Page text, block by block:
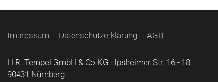
Impressum Datenschutzerklärung AGB
H.R. Tempel GmbH & Co KG · Ipsheimer Str. 16 - 18 ·
90431 Nürnberg